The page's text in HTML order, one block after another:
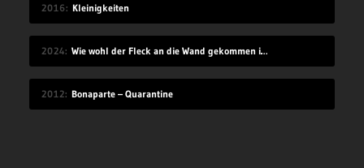
2016 Kleinigkeiten
2024 Wie wohl der Fleck an die Wand gekommen ist?
2012 Bonaparte – Quarantine